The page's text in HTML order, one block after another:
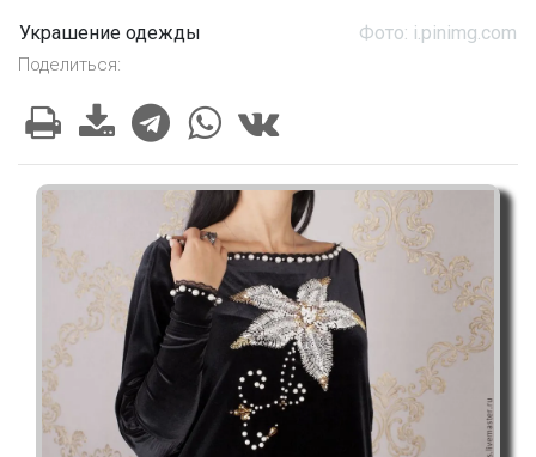
Украшение одежды Фото: i.pinimg.com
Поделиться: